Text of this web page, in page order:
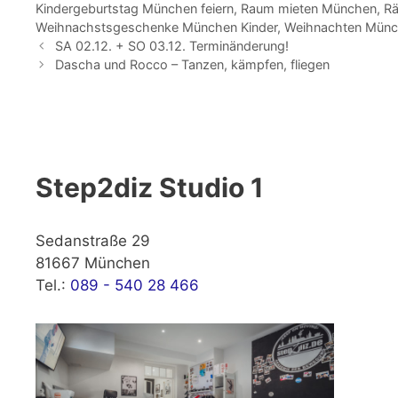
Kindergeburtstag München feiern, Raum mieten München,
Weihnachstsgeschenke München Kinder, Weihnachten
SA 02.12. + SO 03.12. Terminänderung!
Dascha und Rocco – Tanzen, kämpfen, fliegen
Step2diz Studio 1
Sedanstraße 29
81667 München
Tel.: 089 - 540 28 466